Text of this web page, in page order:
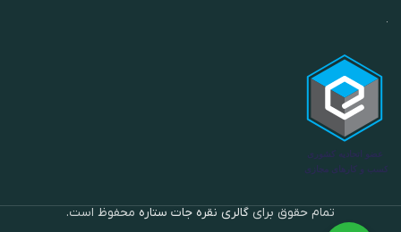
تمام حقوق برای گالری نقره جات ستاره محفوظ است.